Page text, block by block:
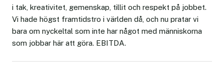
i tak, kreativitet, gemenskap, tillit och respekt på jobbet.
Vi hade högst framtidstro i världen då, och nu pratar vi
bara om nyckeltal som inte har något med människorna
som jobbar här att göra. EBITDA.